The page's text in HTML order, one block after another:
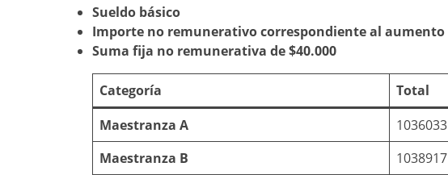
Sueldo básico
Importe no remunerativo correspondiente al aumento
Suma fija no remunerativa de $40.000
Categoría
Total
Maestranza A
1036033
Maestranza B
1038917